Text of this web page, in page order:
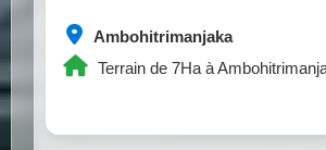
Ambohitrimanjaka
Terrain de 7Ha à